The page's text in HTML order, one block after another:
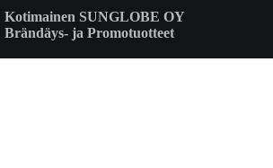
to
content
Kotimainen SUNGLOBE OY
Brändäys- ja Promotuotteet